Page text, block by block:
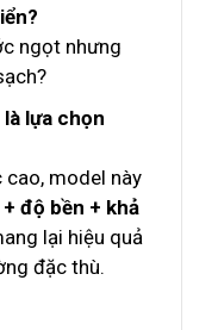
ngọt nhưng
lựa chọn
cao, model này
độ bền + khả
lại hiệu quả
đặc thù.